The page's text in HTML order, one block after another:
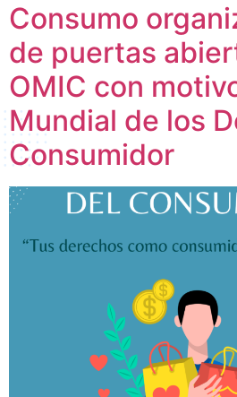
Consumo
de puertas
OMIC con
Mundial de los
Consumidor